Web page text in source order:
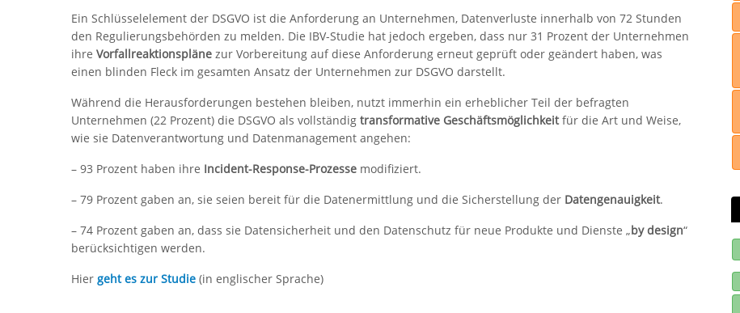
Ein Schlüsselelement der DSGVO ist die Anforderung an Unternehmen, Datenverluste innerhalb von 72 Stunden
den Regulierungsbehörden zu melden. Die IBV-Studie hat jedoch ergeben, dass nur 31 Prozent der Unternehmen
ihre Vorfallreaktionspläne zur Vorbereitung auf diese Anforderung erneut geprüft oder geändert haben, was
einen blinden Fleck im gesamten Ansatz der Unternehmen zur DSGVO darstellt.
Während die Herausforderungen bestehen bleiben, nutzt immerhin ein erheblicher Teil der befragten
Unternehmen (22 Prozent) die DSGVO als vollständig transformative Geschäftsmöglichkeitfür die Art und Weise,
wie sie Datenverantwortung und Datenmanagement angehen:
– 93 Prozent haben ihre Incident-Response-Prozesse modifiziert.
– 79 Prozent gaben an, sie seien bereit für die Datenermittlung und die Sicherstellung der Datengenauigkeit.
– 74 Prozent gaben an, dass sie Datensicherheit und den Datenschutz für neue Produkte und Dienste „by design“
berücksichtigen werden.
Hier geht es zur Studie (in englischer Sprache)